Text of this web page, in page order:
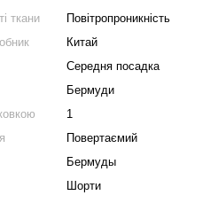
ткани
Повітропроникність
Китай
Середня посадка
Бермуди
1
Повертаємий
Бермуды
Шорти